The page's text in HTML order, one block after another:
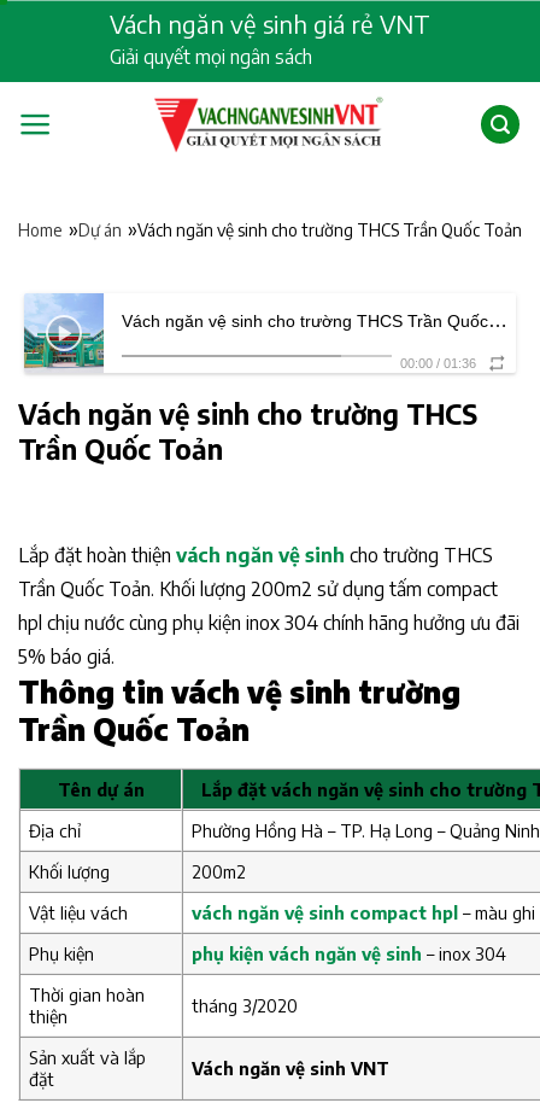
content
Vách ngăn vệ sinh giá rẻ VNT
Giải quyết mọi ngân sách
Home »Dự án »Vách ngăn vệ sinh cho trường THCS Trần Quốc Toản
Vách ngăn vệ sinh cho trường THCS Trần Quốc Toản
00:00 / 01:36
Vách ngăn vệ sinh cho trường THCS
Trần Quốc Toản
Lắp đặt hoàn thiện vách ngăn vệ sinh cho trường THCS
Trần Quốc Toản. Khối lượng 200m2 sử dụng tấm compact
hpl chịu nước cùng phụ kiện inox 304 chính hãng hưởng ưu đãi
5% báo giá.
Thông tin vách vệ sinh trường
Trần Quốc Toản
Tên dự án
Lắp đặt vách ngăn vệ sinh cho trường
Địa chỉ
Phường Hồng Hà – TP. Hạ Long – Quảng Ninh
Khối lượng
200m2
Vật liệu vách
vách ngăn vệ sinh compact hpl – màu ghi
Phụ kiện
phụ kiện vách ngăn vệ sinh – inox 304
Thời gian hoàn
thiện
tháng 3/2020
Sản xuất và lắp
đặt
Vách ngăn vệ sinh VNT